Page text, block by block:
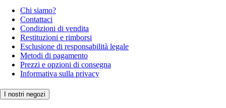
Chi siamo?
Contattaci
Condizioni di vendita
Restituzioni e rimborsi
Esclusione di responsabilità legale
Metodi di pagamento
Prezzi e opzioni di consegna
Informativa sulla privacy
I nostri negozi